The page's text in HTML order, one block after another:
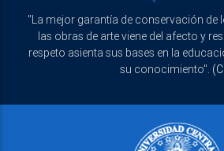
"La mejor garantía de conservación de
las obras de arte viene del afecto y
respeto asienta sus bases en la
su conocimiento".